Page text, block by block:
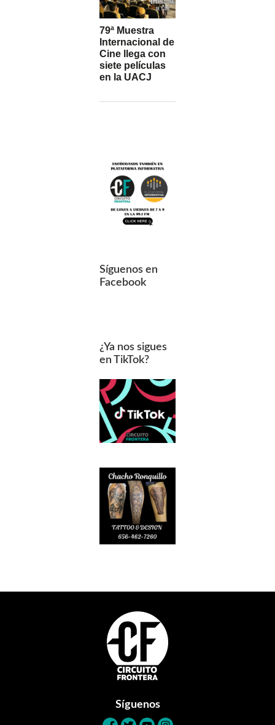
79ª Muestra
Internacional de
Cine llega con
siete películas
en la UACJ
Síguenos en
Facebook
¿Ya nos sigues
en TikTok?
Síguenos